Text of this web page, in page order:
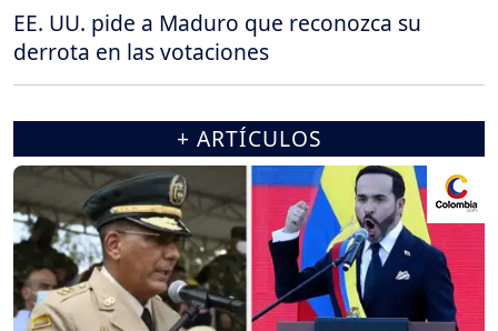
EE. UU. pide a Maduro que reconozca su
derrota en las votaciones
+ ARTÍCULOS